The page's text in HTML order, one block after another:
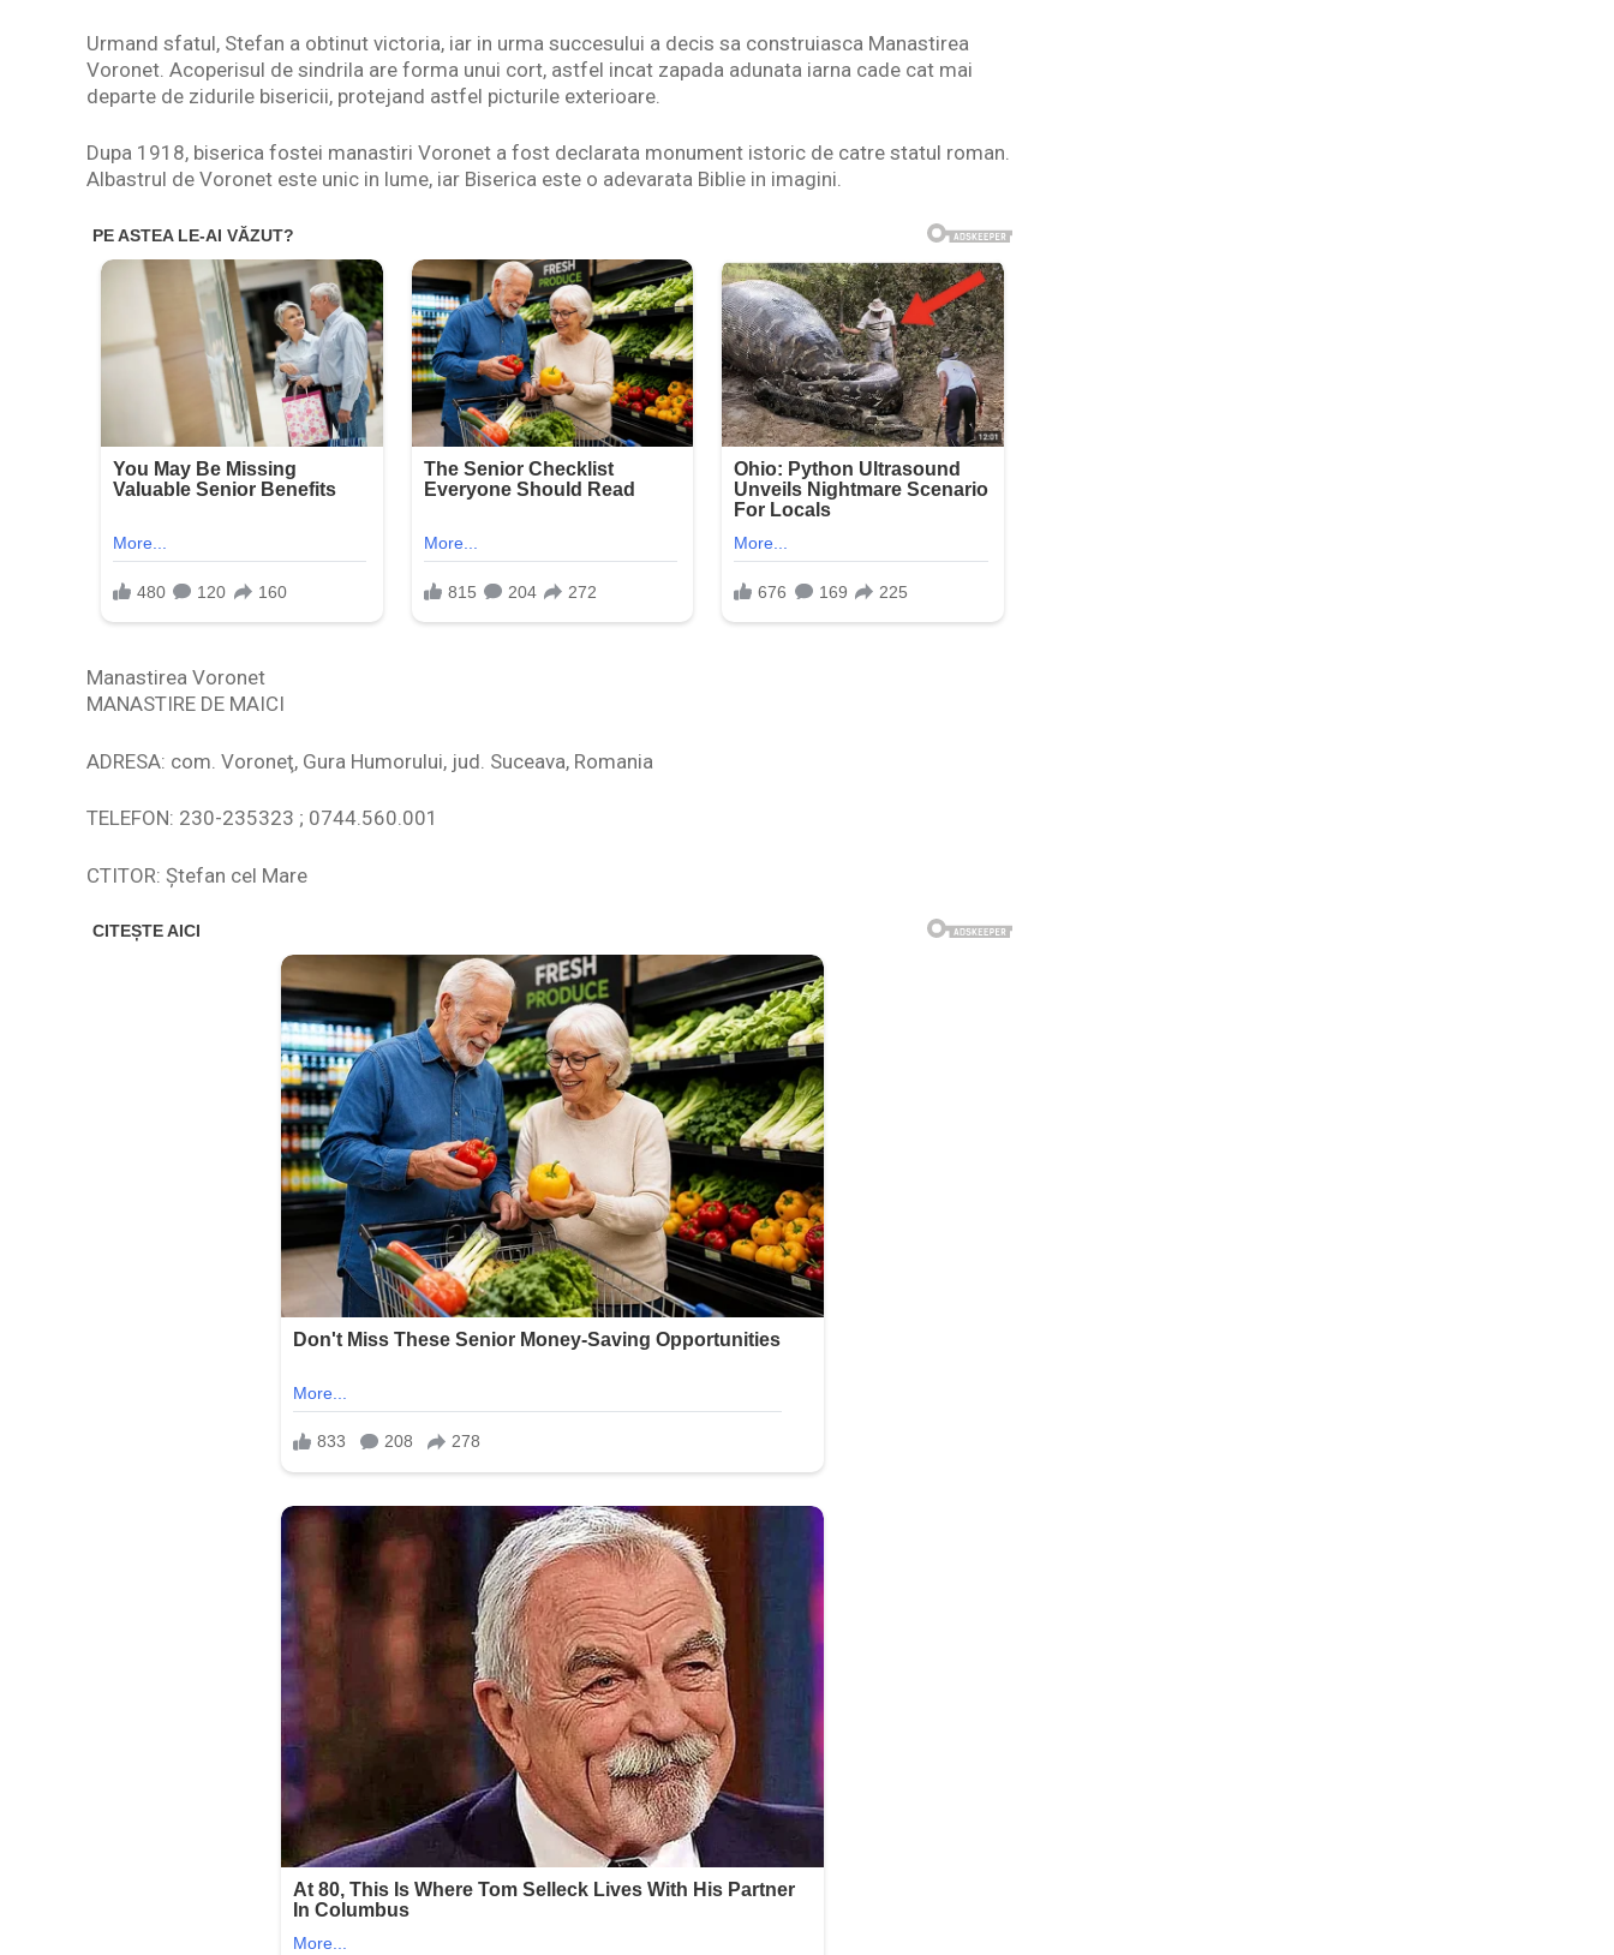
Urmand sfatul, Stefan a obtinut victoria, iar in urma succesului a decis sa construiasca Manastirea
Voronet. Acoperisul de sindrila are forma unui cort, astfel incat zapada adunata iarna cade cat mai
departe de zidurile bisericii, protejand astfel picturile exterioare.
Dupa 1918, biserica fostei manastiri Voronet a fost declarata monument istoric de catre statul roman.
Albastrul de Voronet este unic in lume, iar Biserica este o adevarata Biblie in imagini.
Manastirea Voronet
MANASTIRE DE MAICI
ADRESA: com. Voroneţ, Gura Humorului, jud. Suceava, Romania
TELEFON: 230-235323 ; 0744.560.001
CTITOR: Ştefan cel Mare